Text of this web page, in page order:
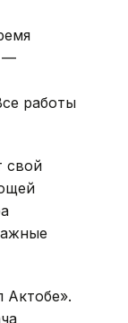
—
работы
свой
Актобе».